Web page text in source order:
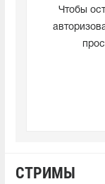
Чтобы
СТРИМЫ